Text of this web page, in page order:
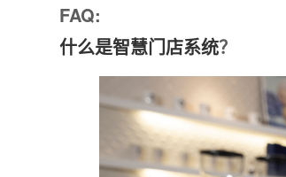
FAQ:
什么是智慧门店系统？